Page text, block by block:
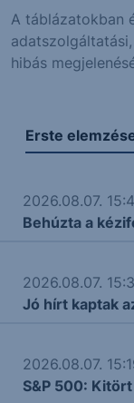
A táblázatokban
hibás
Erste
2026.08.07.
Behúzta a
2026.08.07.
Jó hírt kaptak
2026.08.07.
S&P 500: Kitört